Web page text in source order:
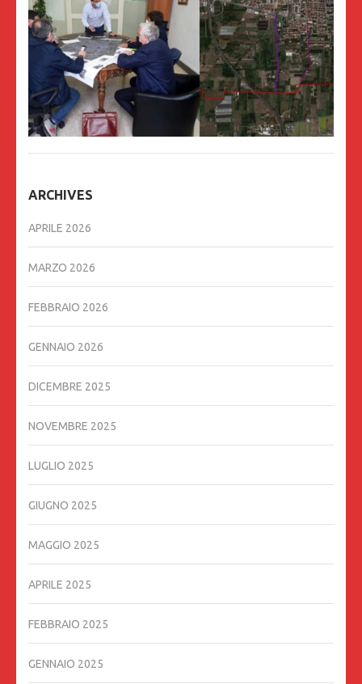
ARCHIVES
APRILE 2026
MARZO 2026
FEBBRAIO 2026
GENNAIO 2026
DICEMBRE 2025
NOVEMBRE 2025
LUGLIO 2025
GIUGNO 2025
MAGGIO 2025
APRILE 2025
FEBBRAIO 2025
GENNAIO 2025